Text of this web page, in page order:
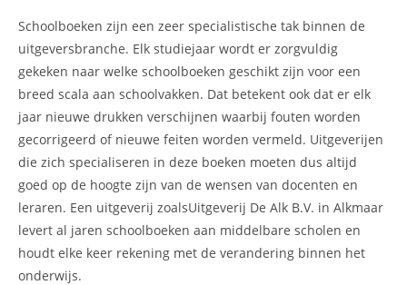
Schoolboeken zijn een zeer specialistische tak binnen de
uitgeversbranche. Elk studiejaar wordt er zorgvuldig
gekeken naar welke schoolboeken geschikt zijn voor een
breed scala aan schoolvakken. Dat betekent ook dat er elk
jaar nieuwe drukken verschijnen waarbij fouten worden
gecorrigeerd of nieuwe feiten worden vermeld. Uitgeverijen
die zich specialiseren in deze boeken moeten dus altijd
goed op de hoogte zijn van de wensen van docenten en
leraren. Een uitgeverij zoalsUitgeverij De Alk B.V. in Alkmaar
levert al jaren schoolboeken aan middelbare scholen en
houdt elke keer rekening met de verandering binnen het
onderwijs.